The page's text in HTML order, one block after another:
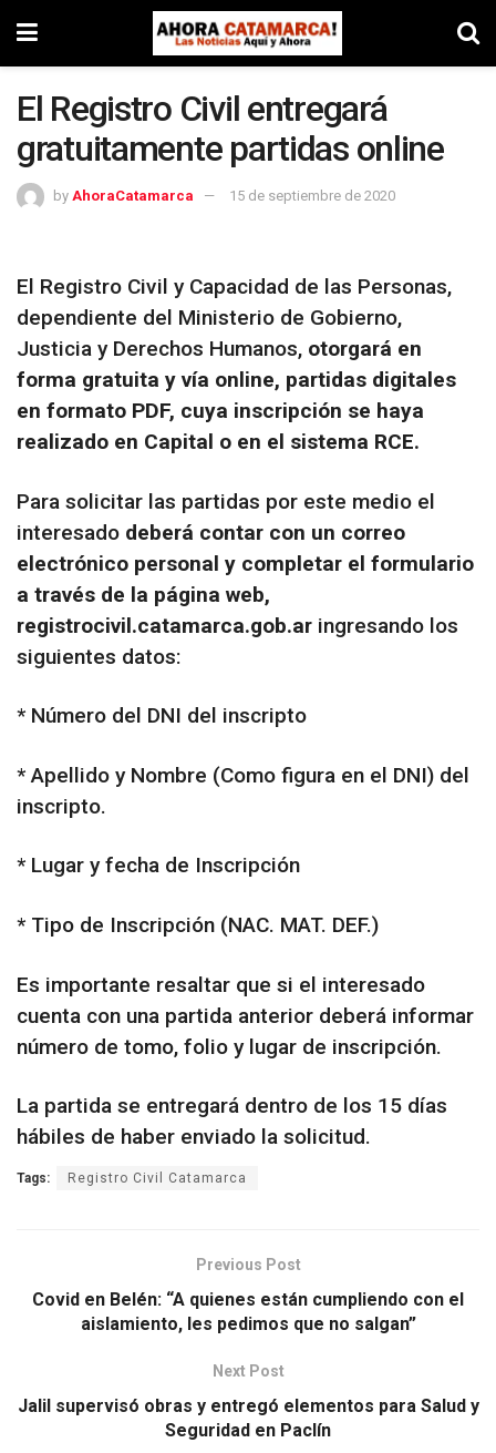
El Registro Civil entregará
gratuitamente partidas online
by AhoraCatamarca 15 de septiembre de 2020
El Registro Civil y Capacidad de las Personas,
dependiente del Ministerio de Gobierno,
Justicia y Derechos Humanos, otorgará en
forma gratuita y vía online, partidas digitales
en formato PDF, cuya inscripción se haya
realizado en Capital o en el sistema RCE.
Para solicitar las partidas por este medio el
interesado deberá contar con un correo
electrónico personal y completar el formulario
a través de la página web,
registrocivil.catamarca.gob.ar ingresando los
siguientes datos:
* Número del DNI del inscripto
* Apellido y Nombre (Como figura en el DNI) del
inscripto.
* Lugar y fecha de Inscripción
* Tipo de Inscripción (NAC. MAT. DEF.)
Es importante resaltar que si el interesado
cuenta con una partida anterior deberá informar
número de tomo, folio y lugar de inscripción.
La partida se entregará dentro de los 15 días
hábiles de haber enviado la solicitud.
Tags: Registro Civil Catamarca
Previous Post
Covid en Belén: “A quienes están cumpliendo con el
aislamiento, les pedimos que no salgan”
Next Post
Jalil supervisó obras y entregó elementos para Salud y
Seguridad en Paclín